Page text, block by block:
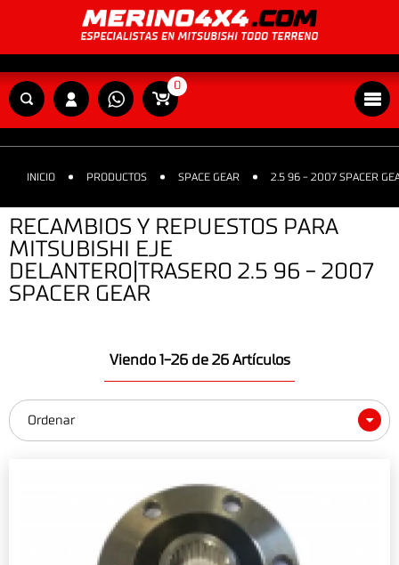
0
INICIO PRODUCTOS SPACE GEAR 2.5 96 - 2007 SPACER
RECAMBIOS Y REPUESTOS PARA
MITSUBISHI EJE
DELANTERO|TRASERO 2.5 96 - 2007
SPACER GEAR
Viendo 1-26 de 26 Artículos
Ordenar